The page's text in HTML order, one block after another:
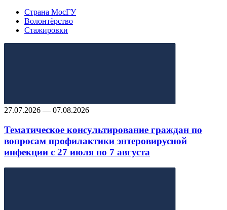
Страна МосГУ
Волонтёрство
Стажировки
27.07.2026 — 07.08.2026
Тематическое консультирование граждан по
вопросам профилактики энтеровирусной
инфекции с 27 июля по 7 августа